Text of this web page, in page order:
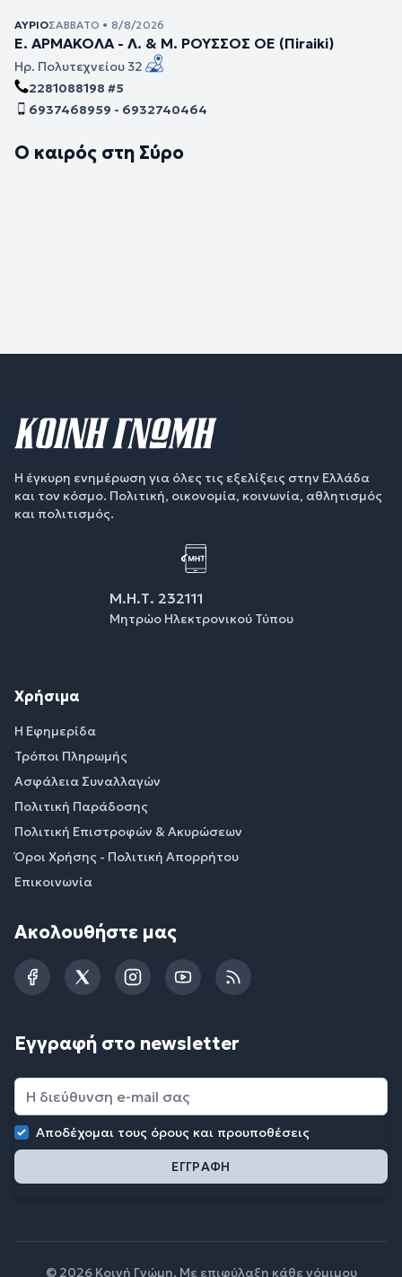
ΑΎΡΙΟΣΆΒΒΑΤΟ • 8/8/2026
Ε. ΑΡΜΑΚΟΛΑ - Λ. & Μ. ΡΟΥΣΣΟΣ ΟΕ (Πiraiki)
Ηρ. Πολυτεχνείου 32
2281088198 #5
6937468959 - 6932740464
Ο καιρός στη Σύρο
Η έγκυρη ενημέρωση για όλες τις εξελίξεις στην Ελλάδα
και τον κόσμο. Πολιτική, οικονομία, κοινωνία, αθλητισμός
και πολιτισμός.
Μ.Η.Τ. 232111
Μητρώο Ηλεκτρονικού Τύπου
Χρήσιμα
Η Εφημερίδα
Τρόποι Πληρωμής
Ασφάλεια Συναλλαγών
Πολιτική Παράδοσης
Πολιτική Επιστροφών & Ακυρώσεων
Όροι Χρήσης - Πολιτική Απορρήτου
Επικοινωνία
Ακολουθήστε μας
FacebookTwitterInstagramYouTubeRSS
Εγγραφή στο newsletter
Αποδέχομαι τους όρους και προυποθέσεις
© 2026 Κοινή Γνώμη. Με επιφύλαξη κάθε νόμιμου